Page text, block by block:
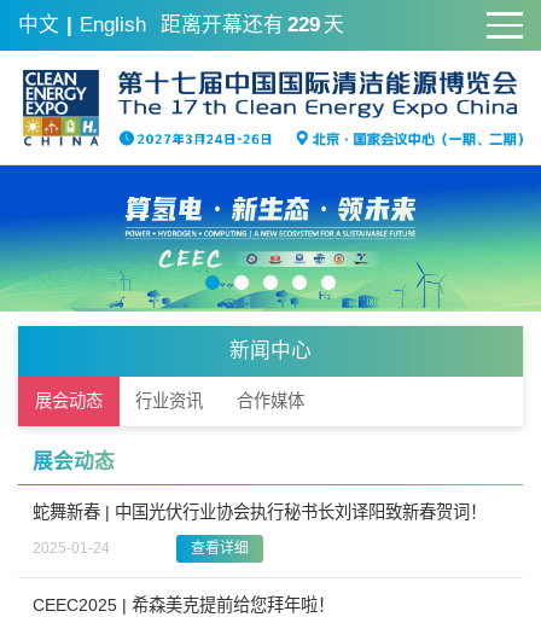
中文 | English 距离开幕还有 229 天
新闻中心
展会动态 行业资讯 合作媒体
展会动态
蛇舞新春 | 中国光伏行业协会执行秘书长刘译阳致新春贺词！
2025-01-24 查看详细
CEEC2025 | 希森美克提前给您拜年啦！